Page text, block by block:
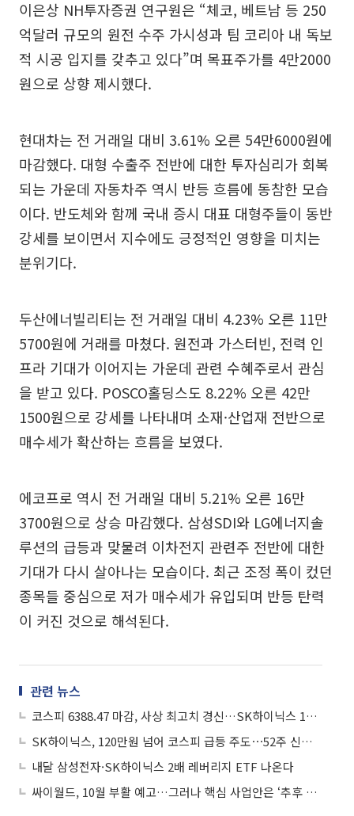
이은상 NH투자증권 연구원은 “체코, 베트남 등 250
억달러 규모의 원전 수주 가시성과 팀 코리아 내 독보
적 시공 입지를 갖추고 있다”며 목표주가를 4만2000
원으로 상향 제시했다.
현대차는 전 거래일 대비 3.61% 오른 54만6000원에
마감했다. 대형 수출주 전반에 대한 투자심리가 회복
되는 가운데 자동차주 역시 반등 흐름에 동참한 모습
이다. 반도체와 함께 국내 증시 대표 대형주들이 동반
강세를 보이면서 지수에도 긍정적인 영향을 미치는
분위기다.
두산에너빌리티는 전 거래일 대비 4.23% 오른 11만
5700원에 거래를 마쳤다. 원전과 가스터빈, 전력 인
프라 기대가 이어지는 가운데 관련 수혜주로서 관심
을 받고 있다. POSCO홀딩스도 8.22% 오른 42만
1500원으로 강세를 나타내며 소재·산업재 전반으로
매수세가 확산하는 흐름을 보였다.
에코프로 역시 전 거래일 대비 5.21% 오른 16만
3700원으로 상승 마감했다. 삼성SDI와 LG에너지솔
루션의 급등과 맞물려 이차전지 관련주 전반에 대한
기대가 다시 살아나는 모습이다. 최근 조정 폭이 컸던
종목들 중심으로 저가 매수세가 유입되며 반등 탄력
이 커진 것으로 해석된다.
관련 뉴스
코스피 6388.47 마감, 사상 최고치 경신…SK하이닉스 120만원 넘어 신고가
SK하이닉스, 120만원 넘어 코스피 급등 주도⋯52주 신고가 경신
내달 삼성전자·SK하이닉스 2배 레버리지 ETF 나온다
싸이월드, 10월 부활 예고…그러나 핵심 사업안은 ‘추후 공개’